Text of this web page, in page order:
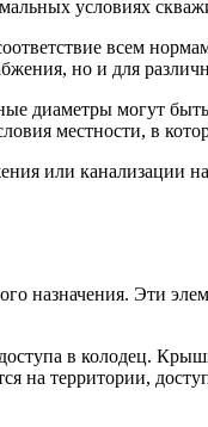
условиях
всем
но и для
диаметры могут
местности, в
или канализации
назначения. Эти
в колодец.
на территории,